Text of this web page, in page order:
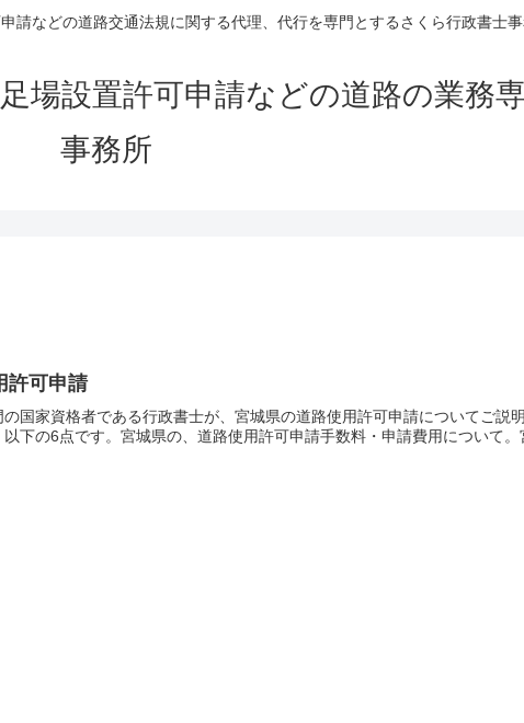
請などの道路交通法規に関する代理、代行を専門とするさくら行政書士事
場設置許可申請などの道路の業務
事務所
許可申請
の国家資格者である行政書士が、宮城県の道路使用許可申請についてご
下の6点です。宮城県の、道路使用許可申請手数料・申請費用について